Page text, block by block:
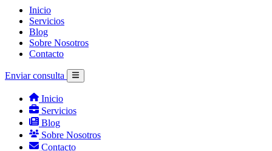
Inicio
Servicios
Blog
Sobre Nosotros
Contacto
Enviar consulta
Inicio
Servicios
Blog
Sobre Nosotros
Contacto